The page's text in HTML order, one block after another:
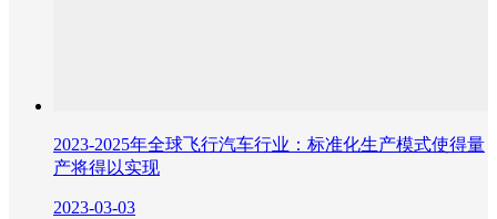
2023-2025年全球飞行汽车行业：标准化生产模式使得量
产将得以实现
2023-03-03